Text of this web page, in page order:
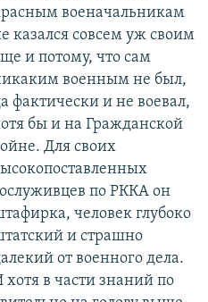
военачальникам
казался совсем уж своим
и потому, что сам
военным не был,
фактически и не воевал,
бы и на Гражданской
Для своих
по РККА он
человек глубоко
и страшно
от военного дела.
хотя в части знаний по